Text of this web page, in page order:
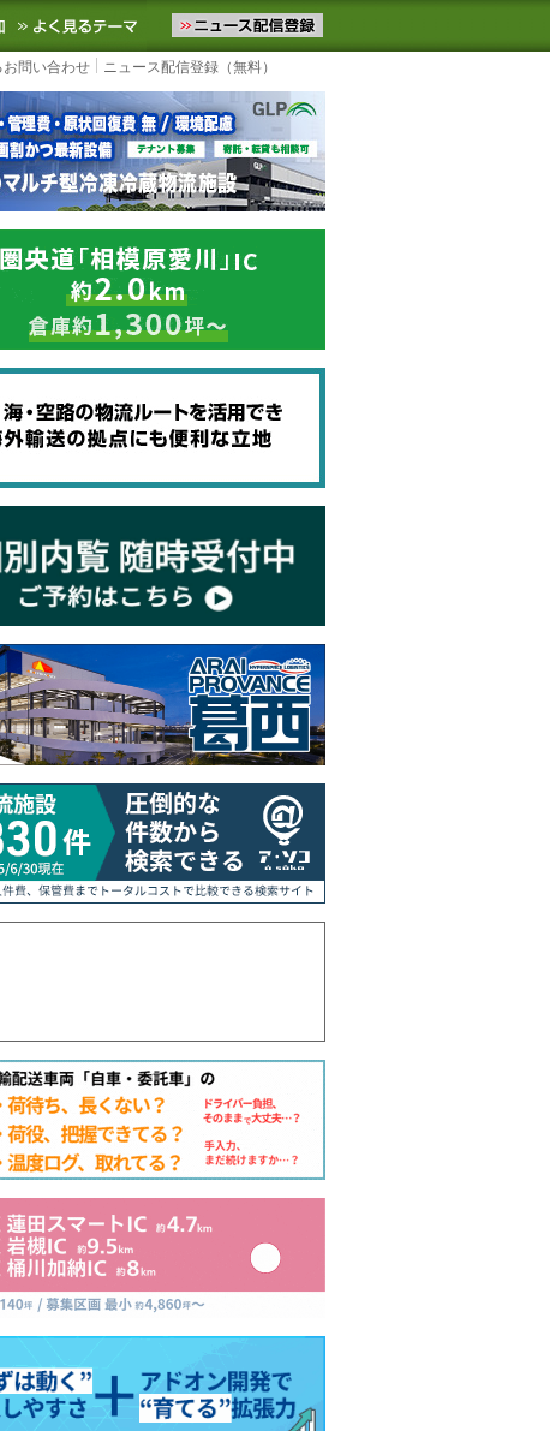
ュースをお届けします。物流ニュースメール配信を登録す
お気に入りに追加 よく見るテーマ
問い合わせ ニュース配信登録（無料）